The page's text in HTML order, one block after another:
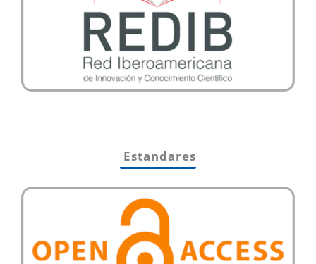
Estandares